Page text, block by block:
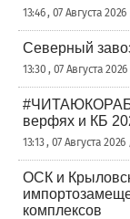
13:46 , 07 Августа
Северный
13:30 , 07 Августа
верфях и КБ
13:13 , 07 Августа
ОСК и
комплексов